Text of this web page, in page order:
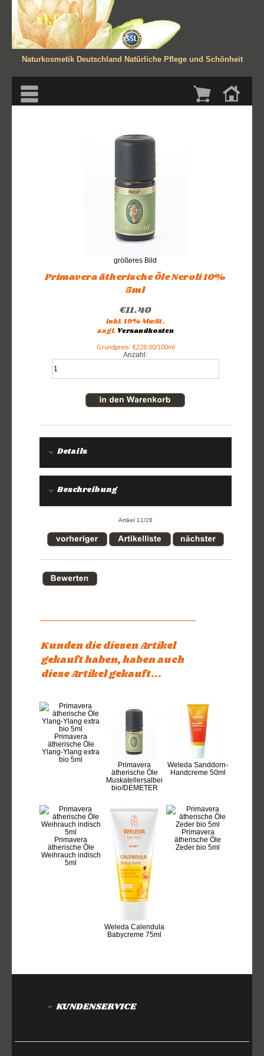
Naturkosmetik Deutschland Natürliche Pflege und Schönheit
größeres Bild
Primavera ätherische Öle Neroli 10%
5ml
€11.40
inkl. 19% MwSt.
zzgl. Versandkosten
Grundpreis: €228.00/100ml
Details
Beschreibung
Artikel 11/28
Kunden die diesen Artikel
gekauft haben, haben auch
diese Artikel gekauft...
Primavera
ätherische Öle
Ylang-Ylang extra
bio 5ml
Primavera
ätherische Öle
Muskatellersalbei
bio/DEMETER
Weleda Sanddorn-
Handcreme 50ml
Primavera
ätherische Öle
Weihrauch indisch
5ml
Weleda Calendula
Babycreme 75ml
Primavera
ätherische Öle
Zeder bio 5ml
KUNDENSERVICE